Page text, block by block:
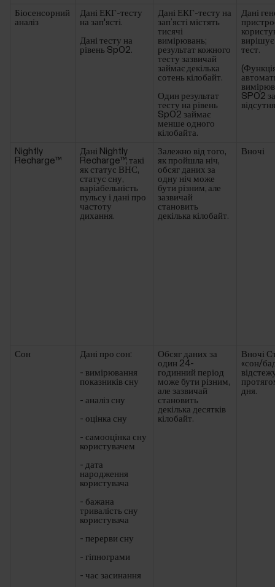
Біосенсорний
аналіз
Дані ЕКГ-тесту
на зап'ясті.
Дані тесту на
рівень SpO2.
Дані ЕКГ-тесту на
зап’ясті містять
тисячі
вимірювань;
результат кожного
тесту зазвичай
займає декілька
сотень кілобайт.
Один результат
тесту на рівень
SpO2 займає
менше одного
кілобайта.
Дані
тест.
SPO2
Nightly
Recharge™
Дані Nightly
Recharge™, такі
як статус ВНС,
статус сну,
варіабельність
пульсу і дані про
частоту
дихання.
Залежно від того,
як пройшла ніч,
обсяг даних за
одну ніч може
бути різним, але
зазвичай
становить
декілька кілобайт.
Вночі
Сон
Дані про сон:
- вимірювання
показників сну
- аналіз сну
- оцінка сну
- самооцінка сну
користувачем
- дата
народження
користувача
- бажана
тривалість сну
користувача
- перерви сну
- гіпнограми
- час засинання
Обсяг даних за
один 24-
годинний період
може бути різним,
але зазвичай
становить
декілька десятків
кілобайт.
Вночі
«сон/
дня.